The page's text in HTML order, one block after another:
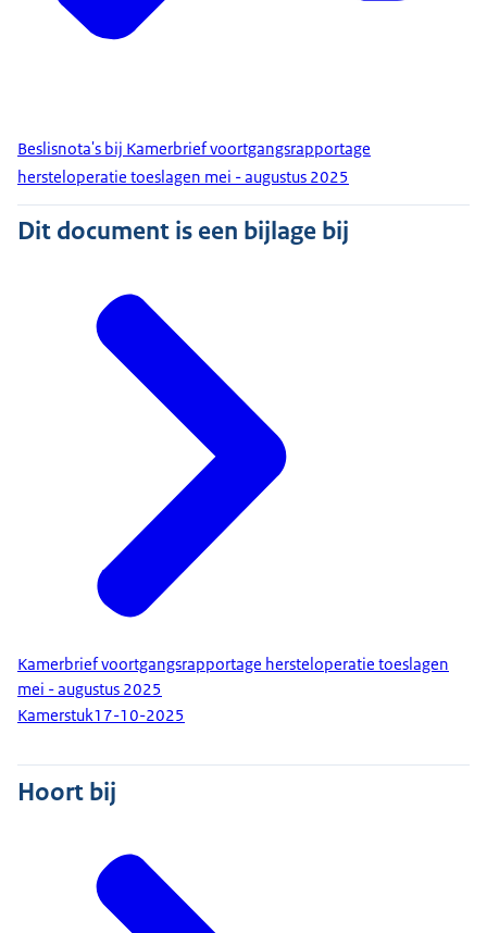
Beslisnota's bij Kamerbrief voortgangsrapportage
hersteloperatie toeslagen mei - augustus 2025
Dit document is een bijlage bij
Kamerbrief voortgangsrapportage hersteloperatie toeslagen
mei - augustus 2025
Kamerstuk17-10-2025
Hoort bij